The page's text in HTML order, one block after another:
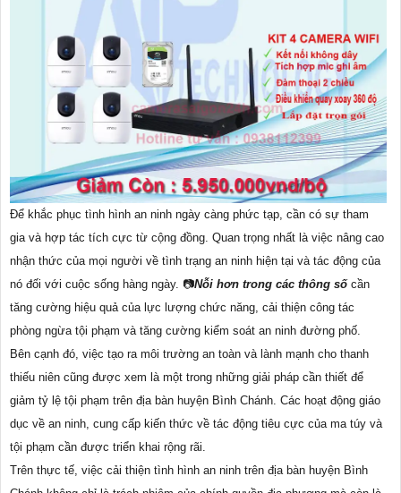
Để khắc phục tình hình an ninh ngày càng phức tạp, cần có sự tham
gia và hợp tác tích cực từ cộng đồng. Quan trọng nhất là việc nâng cao
nhận thức của mọi người về tình trạng an ninh hiện tại và tác động của
nó đối với cuộc sống hàng ngày. 📷Nỗi hơn trong các thông sốcần
tăng cường hiệu quả của lực lượng chức năng, cải thiện công tác
phòng ngừa tội phạm và tăng cường kiểm soát an ninh đường phố.
Bên cạnh đó, việc tạo ra môi trường an toàn và lành mạnh cho thanh
thiếu niên cũng được xem là một trong những giải pháp cần thiết để
giảm tỷ lệ tội phạm trên địa bàn huyện Bình Chánh. Các hoạt động giáo
dục về an ninh, cung cấp kiến thức về tác động tiêu cực của ma túy và
tội phạm cần được triển khai rộng rãi.
Trên thực tế, việc cải thiện tình hình an ninh trên địa bàn huyện Bình